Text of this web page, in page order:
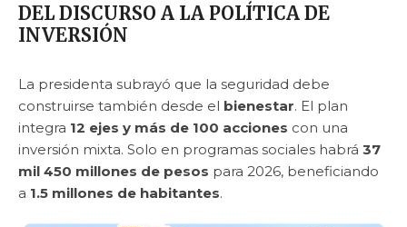
DEL DISCURSO A LA POLÍTICA DE
INVERSIÓN
La presidenta subrayó que la seguridad debe
construirse también desde el bienestar. El plan
integra 12 ejes y más de 100 acciones con una
inversión mixta. Solo en programas sociales habrá 37
mil 450 millones de pesos para 2026, beneficiando
a 1.5 millones de habitantes.